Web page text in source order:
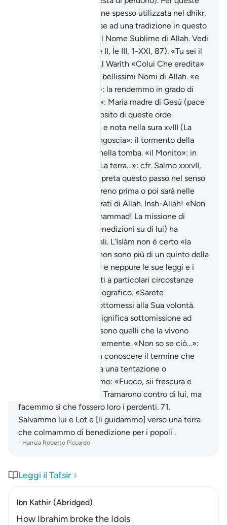
Leggi il Tafsir
Ibn Kathir (Abridged)
How Ibrahim broke the Idols
ragioni tale formula viene spesso utilizzata nel dhikr,
il ricordo di Allah. In base ad una tradizione in questo
versetto si troverebbe il Nome Sublime di Allah. Vedi
Appendice (vedi anche II, İe III, 1-XXI, 87). «Tu sei il
migliore degli eredi»: Al Warìth «Colui Che eredita»
è uno dei novantanove bellissimi Nomi di Allah. «e
sanammo la sua sposa»: la rendemmo in grado di
procreare. «colei che…»: Maria madre di Gesù (pace
su di entrambi). A proposito di queste orde
apocalittiche vedi nota e nota nella sura xvIII (La
Caverna). «la grande angoscia»: il tormento della
morte: l’interrogatorio nella tomba. «il Monito»: in
questo caso la Toràh. «La terra…»: cfr. Salmo xxxvII,
L’esegesi islamica interpreta questo passo nel senso
che anche il potere terreno prima o poi sarà nelle
mani dei credenti timorati di Allah. Insh-Allah! «Non
ti mandammo…» o Muhammad! La missione di
Muhammad (pace e benedizioni su di lui) ha
caratteristiche universali. L’IsIàm non è certo «la
religione degli arabi» (non sono più di un quinto della
totalità dei musulmani) e neppure le sue leggi e i
suoi precetti sono legati a particolari circostanze
storiche o ambiente geografico. «Sarete
musulmani?»: sarete sottomessi alla Sua volontà.
Ricordiamo che IsIàm significa sottomissione ad
Allah e i «musulmani» sono quelli che la vivono
pienamente e coscientemente. «Non so se ciò…»:
non so se il fatto di non conoscere il termine che
Allah vi ha concesso sia una tentazione o
Dicemmo: «Fuoco, sii frescura e
. Tramarono contro di lui, ma
facemmo sì che fossero loro i perdenti. 71.
Salvammo lui e Lot e [li guidammo] verso una terra
che colmammo di benedizione per i popoli .
- Hamza Roberto Piccardo